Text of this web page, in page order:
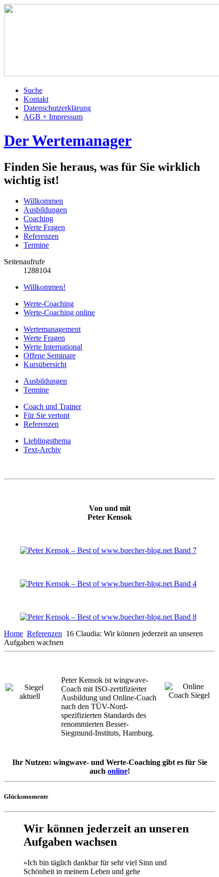
Suche
Kontakt
Datenschutzerklärung
AGB + Impressum
Der Wertemanager
Finden Sie heraus, was für Sie wirklich
wichtig ist!
Willkommen
Ausbildungen
Coaching
Werte Fragen
Referenzen
Termine
Seitenaufrufe
1288104
Willkommen!
Werte-Coaching
Werte-Coaching online
Wertemanagement
Werte Fragen
Werte International
Offene Seminare
Kursübersicht
Ausbildungen
Termine
Coach und Trainer
Für Sie vertont
Referenzen
Lieblingsthema
Text-Archiv
Von und mit
Peter Kensok
Home Referenzen 16 Claudia: Wir können jederzeit an unseren
Aufgaben wachsen
Peter Kensok ist wingwave-
Coach mit ISO-zertifizierter
Ausbildung und Online-Coach
nach den TÜV-Nord-
spezifizierten Standards des
renommierten Besser-
Siegmund-Instituts, Hamburg.
Ihr Nutzen: wingwave- und Werte-Coaching gibt es für Sie
auch online!
Glücksmomente
Wir können jederzeit an unseren
Aufgaben wachsen
»Ich bin täglich dankbar für sehr viel Sinn und
Schönheit in meinem Leben und gehe